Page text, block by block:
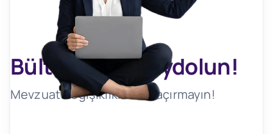
Bültenimize Kaydolun!
Mevzuat Değişikliklerini Kaçırmayın!